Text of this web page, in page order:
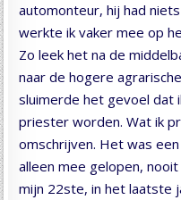
automonteur, hij had
werkte ik vaker mee op
Zo leek het na de
naar de hogere
sluimerde het gevoel dat
priester worden. Wat ik
omschrijven. Het was
alleen mee gelopen,
mijn 22ste, in het laatste